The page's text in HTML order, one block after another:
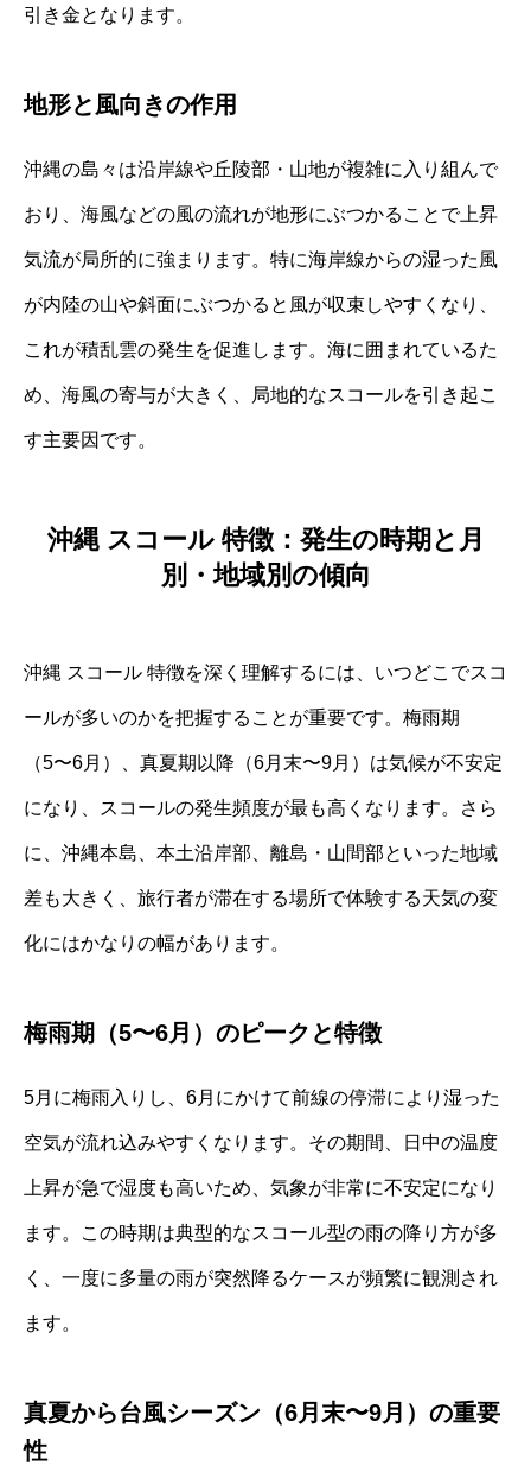
引き金となります。
地形と風向きの作用
沖縄の島々は沿岸線や丘陵部・山地が複雑に入り組んで
おり、海風などの風の流れが地形にぶつかることで上昇
気流が局所的に強まります。特に海岸線からの湿った風
が内陸の山や斜面にぶつかると風が収束しやすくなり、
これが積乱雲の発生を促進します。海に囲まれているた
め、海風の寄与が大きく、局地的なスコールを引き起こ
す主要因です。
沖縄 スコール 特徴：発生の時期と月
別・地域別の傾向
沖縄 スコール 特徴を深く理解するには、いつどこでスコ
ールが多いのかを把握することが重要です。梅雨期
（5〜6月）、真夏期以降（6月末〜9月）は気候が不安定
になり、スコールの発生頻度が最も高くなります。さら
に、沖縄本島、本土沿岸部、離島・山間部といった地域
差も大きく、旅行者が滞在する場所で体験する天気の変
化にはかなりの幅があります。
梅雨期（5〜6月）のピークと特徴
5月に梅雨入りし、6月にかけて前線の停滞により湿った
空気が流れ込みやすくなります。その期間、日中の温度
上昇が急で湿度も高いため、気象が非常に不安定になり
ます。この時期は典型的なスコール型の雨の降り方が多
く、一度に多量の雨が突然降るケースが頻繁に観測され
ます。
真夏から台風シーズン（6月末〜9月）の重要
性